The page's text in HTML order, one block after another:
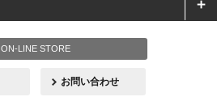
ON-LINE STORE
お問い合わせ